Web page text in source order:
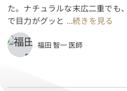
た。ナチュラルな末広二重でも
で目力がグッと ...続きを見る
福田 智一 医師